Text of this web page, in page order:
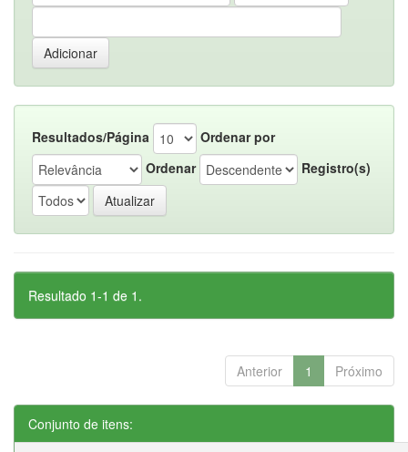
Resultados/Página
Ordenar por
Ordenar
Registro(s)
Resultado 1-1 de 1.
Anterior 1 Próximo
Conjunto de itens: